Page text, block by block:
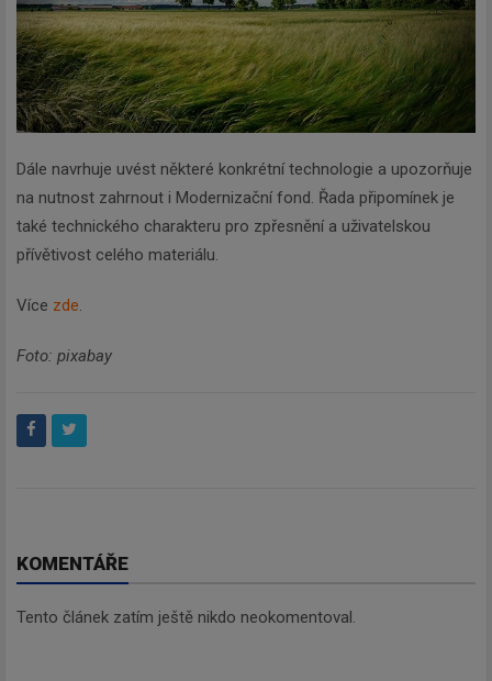
Dále navrhuje uvést některé konkrétní technologie a upozorňuje
na nutnost zahrnout i Modernizační fond. Řada připomínek je
také technického charakteru pro zpřesnění a uživatelskou
přívětivost celého materiálu.
Více zde.
Foto: pixabay
KOMENTÁŘE
Tento článek zatím ještě nikdo neokomentoval.